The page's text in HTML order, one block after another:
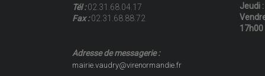
Tél :02.31.68.04.17
Fax :02.31.68.88.72
Adresse de messagerie :
mairie.vaudry@virenormandie.fr
Jeudi
17h00